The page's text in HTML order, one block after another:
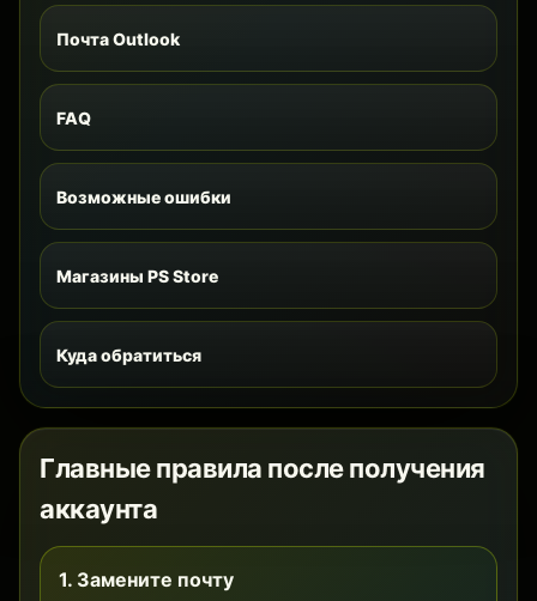
Почта Outlook
FAQ
Возможные ошибки
Магазины PS Store
Куда обратиться
Главные правила после получения
аккаунта
1. Замените почту